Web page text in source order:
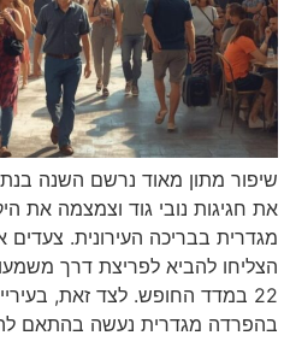
שיפור מתון מאוד נרשם השנה
את חגיגות נובי גוד וצמצמה את
מגדרית בבריכה העירונית. צעדים
הצליחו להביא לפריצת דרך
22 במדד החופש. לצד זאת,
בהפרדה מגדרית נעשה בהתאם